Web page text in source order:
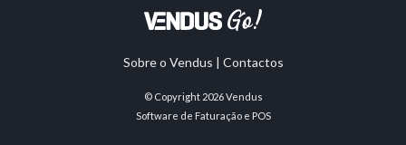
Sobre o Vendus | Contactos
© Copyright 2026Vendus
Software de Faturação e POS